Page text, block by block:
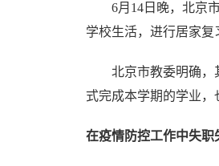
6月14日晚，北京市
学校生活，进行居家复
北京市教委明确，其
式完成本学期的学业，
在疫情防控工作中失